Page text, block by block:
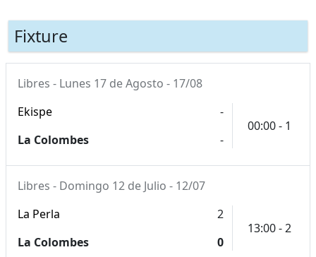
Fixture
Libres - Lunes 17 de Agosto - 17/08
Ekispe
-
La Colombes
-
00:00 - 1
Libres - Domingo 12 de Julio - 12/07
La Perla
2
La Colombes
0
13:00 - 2